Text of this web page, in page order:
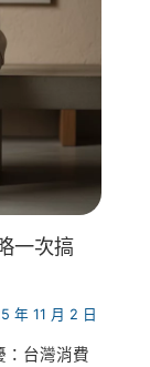
一次搞
年 11 月 2 日
：台灣消費